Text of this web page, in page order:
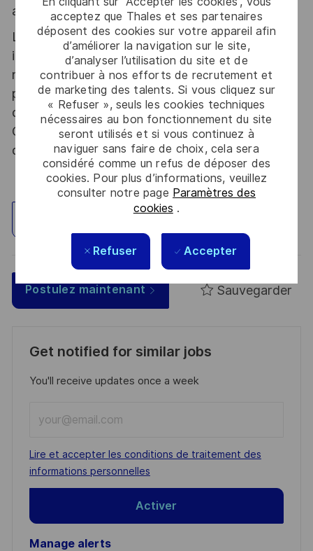
acceptez que Thales et ses partenaires
déposent des cookies sur votre appareil afin
d’améliorer la navigation sur le site,
d’analyser l’utilisation du site et de
contribuer à nos efforts de recrutement et
de marketing des talents. Si vous cliquez sur
« Refuser », seuls les cookies techniques
nécessaires au bon fonctionnement du site
seront utilisés et si vous continuez à
naviguer sans faire de choix, cela sera
considéré comme un refus de déposer des
cookies. Pour plus d’informations, veuillez
consulter notre page Paramètres des
cookies .
Refuser Accepter
atout. Postulez et rejoignez nous !
Le poste pouvant nécessiter d'accéder à des
informations relevant du secret de la défense
nationale, la personne retenue fera l'objet d'une
procédure d’habilitation, conformément aux
dispositions des articles R.2311-1 et suivants du
Code de la défense et de l’IGI 1300 SGDSN/PSE
du 09 août 2021.
Postulez maintenant Sauvegarder
Get notified for similar jobs
You'll receive updates once a week
Email
address
(Required)
Required
Lire et accepter les conditions de traitement des
informations personnelles
Activer
Manage alerts